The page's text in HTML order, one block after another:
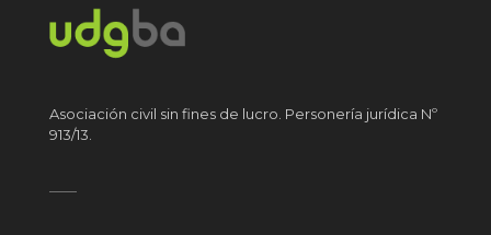
Asociación civil sin fines de lucro. Personería jurídica Nº
913/13.